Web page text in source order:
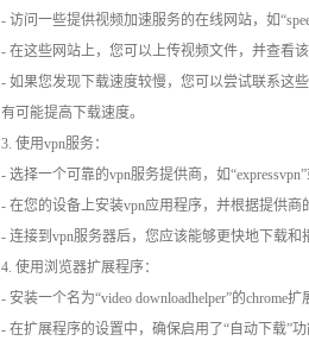
- 访问一些提供视频加速服务的在线网站，如
- 在这些网站上，您可以上传视频文件，并查看该
- 如果您发现下载速度较慢，您可以尝试联系这
有可能提高下载速度。
3. 使用vpn服务：
- 选择一个可靠的vpn服务提供商，如“expressvpn”
- 在您的设备上安装vpn应用程序，并根据提供商
- 连接到vpn服务器后，您应该能够更快地下载和
4. 使用浏览器扩展程序：
- 安装一个名为“video downloadhelper”的chrome扩
- 在扩展程序的设置中，确保启用了“自动下载”功